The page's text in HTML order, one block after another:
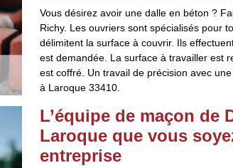
Vous désirez avoir une dalle en béton ?
Richy. Les ouvriers sont spécialisés pour
délimitent la surface à couvrir. Ils
est demandée. La surface à travailler est
est coffré. Un travail de précision avec
à Laroque 33410.
L’équipe de maçon de
Laroque que vous
entreprise